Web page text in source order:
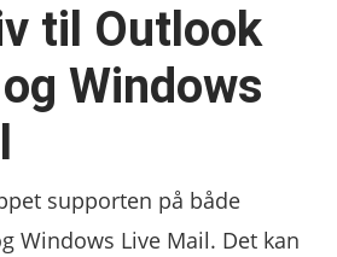
til Outlook
Windows
supporten på både
Windows Live Mail. Det kan